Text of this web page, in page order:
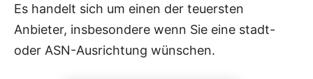
Es handelt sich um einen der teuersten
Anbieter, insbesondere wenn Sie eine stadt-
oder ASN-Ausrichtung wünschen.